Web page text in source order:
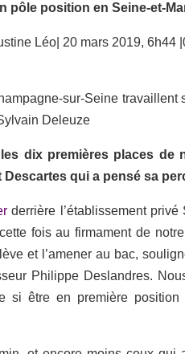
pôle position en Seine-et-
Léo| 20 mars 2019, 6h44
sur-Seine travaillent
Deleuze
dix premières places de
qui a pensé sa
derrière l’établissement
fois au firmament de
et l’amener au bac,
Philippe Deslandres.
si être en première